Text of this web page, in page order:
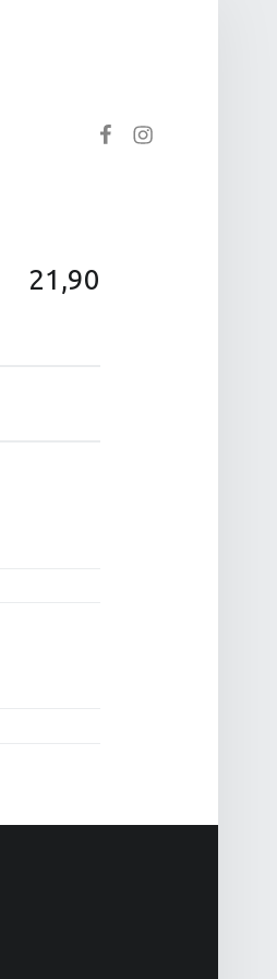
21,90